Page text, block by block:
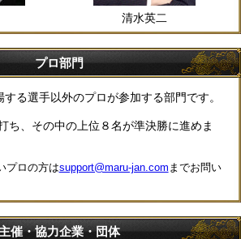
清水英二
プロ部門
る選手以外のプロが参加する部門です。
ち、その中の上位８名が準決勝に進めま
プロの方はsupport@maru-jan.com までお問い
催・協力企業・団体